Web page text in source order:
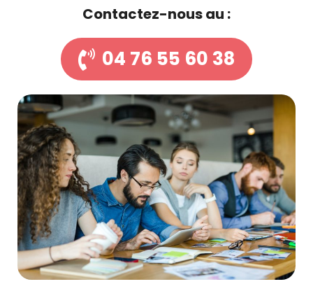
Contactez-nous au :
04 76 55 60 38